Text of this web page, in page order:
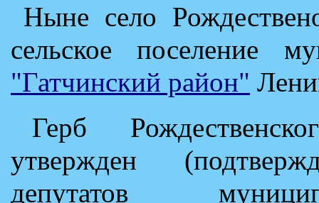
Ныне село
сельское поселение
"Гатчинский район"
Герб
утвержден
депутатов